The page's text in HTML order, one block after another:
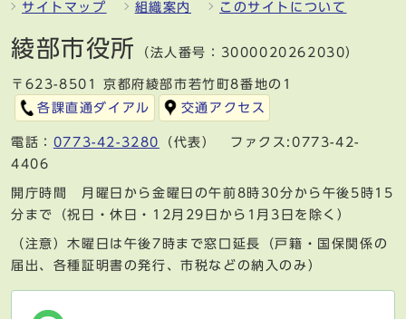
サイトマップ 組織案内 このサイトについて
綾部市役所 （法人番号：3000020262030）
〒623-8501 京都府綾部市若竹町8番地の1
各課直通ダイアル
交通アクセス
電話： 0773-42-3280
（代表） ファクス:0773-42-
4406
開庁時間 月曜日から金曜日の午前8時30分から午後5時15
分まで（祝日・休日・12月29日から1月3日を除く）
（注意）木曜日は午後7時まで窓口延長（戸籍・国保関係の
届出、各種証明書の発行、市税などの納入のみ）